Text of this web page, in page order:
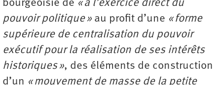
bourgeoisie de « à l’exercice direct du
pouvoir politique » au profit d’une « forme
supérieure de centralisation du pouvoir
exécutif pour la réalisation de ses intérêts
historiques », des éléments de construction
d’un « mouvement de masse de la petite